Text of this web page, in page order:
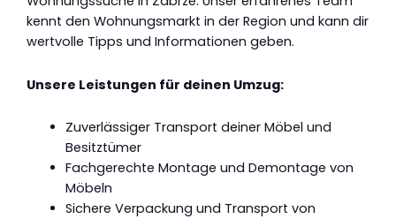
kennt den Wohnungsmarkt in der Region und kann dir
wertvolle Tipps und Informationen geben.
Unsere Leistungen für deinen Umzug:
Zuverlässiger Transport deiner Möbel und
Besitztümer
Fachgerechte Montage und Demontage von
Möbeln
Sichere Verpackung und Transport von